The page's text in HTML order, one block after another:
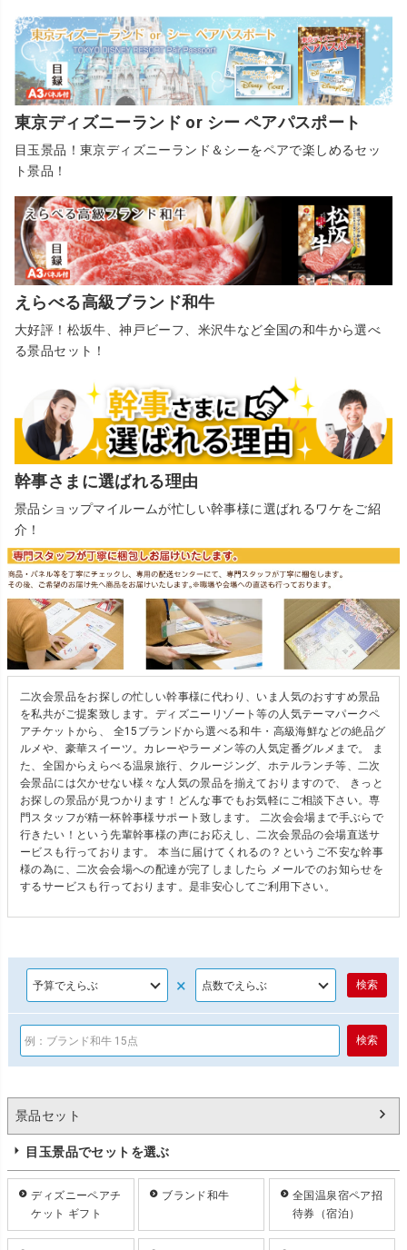
東京ディズニーランド or シー ペアパスポート
目玉景品！東京ディズニーランド＆シーをペアで楽しめるセッ
ト景品！
えらべる高級ブランド和牛
大好評！松坂牛、神戸ビーフ、米沢牛など全国の和牛から選べ
る景品セット！
幹事さまに選ばれる理由
景品ショップマイルームが忙しい幹事様に選ばれるワケをご紹
介！
二次会景品をお探しの忙しい幹事様に代わり、いま人気のおすすめ景品
を私共がご提案致します。ディズニーリゾート等の人気テーマパークペ
アチケットから、 全15ブランドから選べる和牛・高級海鮮などの絶品グ
ルメや、豪華スイーツ。カレーやラーメン等の人気定番グルメまで。 ま
た、全国からえらべる温泉旅行、クルージング、ホテルランチ等、二次
会景品には欠かせない様々な人気の景品を揃えておりますので、 きっと
お探しの景品が見つかります！どんな事でもお気軽にご相談下さい。専
門スタッフが精一杯幹事様サポート致します。 二次会会場まで手ぶらで
行きたい！という先輩幹事様の声にお応えし、二次会景品の会場直送サ
ービスも行っております。 本当に届けてくれるの？というご不安な幹事
様の為に、二次会会場への配達が完了しましたら メールでのお知らせを
するサービスも行っております。是非安心してご利用下さい。
×
景品セット
目玉景品でセットを選ぶ
ディズニーペアチ
ケット ギフト
ブランド和牛
全国温泉宿ペア招
待券（宿泊）